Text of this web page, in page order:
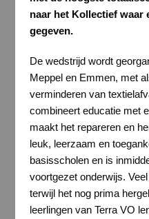
naar het Kollectief waar
gegeven.
De wedstrijd wordt
Meppel en Emmen, met
verminderen van
combineert educatie met
maakt het repareren en
leuk, leerzaam en
basisscholen en is
voortgezet onderwijs.
terwijl het nog prima
leerlingen van Terra VO